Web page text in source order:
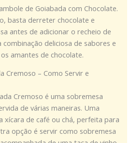
de Goiabada com Chocolate.
basta derreter chocolate e
antes de adicionar o recheio de
combinação deliciosa de sabores e
amantes de chocolate.
Cremoso – Como Servir e
Cremoso é uma sobremesa
de várias maneiras. Uma
xícara de café ou chá, perfeita para
opção é servir como sobremesa